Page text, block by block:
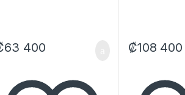
63 400 ₡108 400